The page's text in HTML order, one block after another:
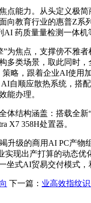
能力。从头定义极简
向教育行业的惠普Z
药质量量检测一体机
焦点，支撑傍不雅者
多类场景，取此同时
策略，跟着企业AI使
自顺应散热系统，搭
能办理。
构涵盖：搭载全新“
X7 358H处置器。
的商用AI PC产物组
实现出产打算的动态
坐式AI贸易交付模式，
下一篇： 业高效指纹